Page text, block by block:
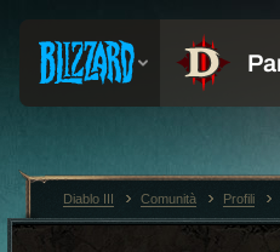
Diablo III Comunità Profili